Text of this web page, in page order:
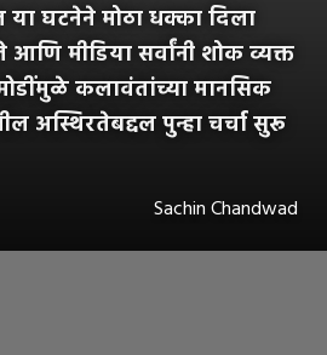
या घटनेने मोठा धक्का दिला
मीडिया सर्वांनी शोक व्यक्त
कलावंतांच्या मानसिक
अस्थिरतेबद्दल पुन्हा चर्चा सुरू
Sachin Chandwad